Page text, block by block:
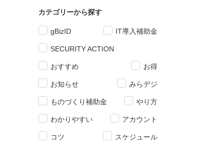
カテゴリーから探す
gBizID IT導入補助金
SECURITY ACTION
おすすめ お得
お知らせ みらデジ
ものづくり補助金 やり方
わかりやすい アカウント
コツ スケジュール